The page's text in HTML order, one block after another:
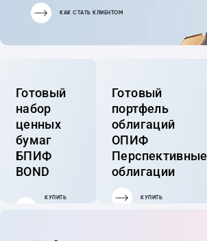
КАК СТАТЬ КЛИЕНТОМ
Готовый
набор
ценных
бумаг
БПИФ
BOND
КУПИТЬ
Готовый
портфель
облигаций
ОПИФ
Перспективные
облигации
КУПИТЬ